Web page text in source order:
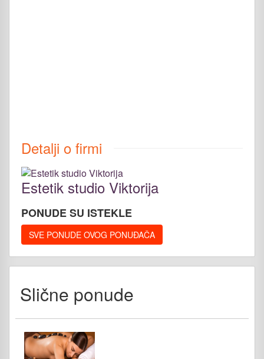
Detalji o firmi
Estetik studio Viktorija
PONUDE SU ISTEKLE
SVE PONUDE OVOG PONUĐAČA
Slične ponude